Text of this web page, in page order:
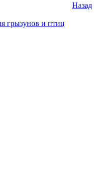
Назад
грызунов и птиц